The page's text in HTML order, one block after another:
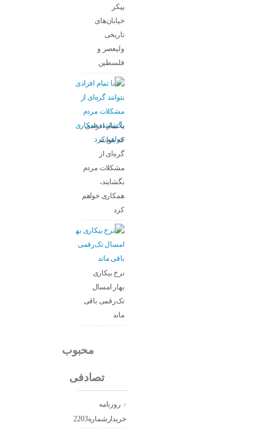
پیکر
خیابان‌های
تاریخی
ولیعصر و
فلسطین
با تمام افرادی
که بتوانند
گره‌ای از
مشکلات مردم
بگشایند،
همکاری خواهم
کرد
نرخ بیکاری
بهار امسال
تک‌رقمی باقی
ماند
محبوب
تصادفی
روزنامه
خریدارشماره2203